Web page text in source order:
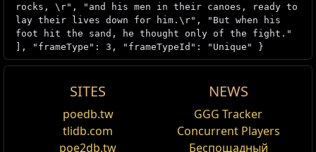
rocks, \r", "and his men in their canoes, ready to
lay their lives down for him.\r", "But when his
foot hit the sand, he thought only of the fight."
], "frameType": 3, "frameTypeId": "Unique" }
уник Предмет Recipe /1 Менять
Combat Focus
SITES
poedb.tw
tlidb.com
poe2db.tw
NEWS
GGG Tracker
Concurrent Players
Беспощадный